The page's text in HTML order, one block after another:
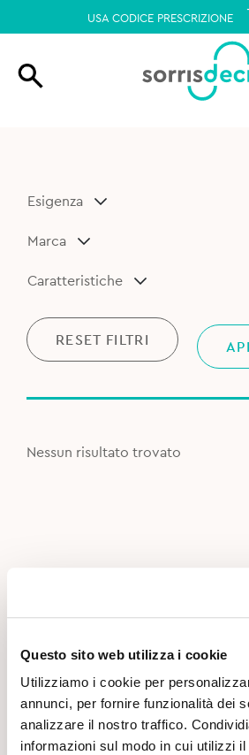
Questo sito web utilizza i cookie
Utilizziamo i cookie per
annunci, per fornire funzionalità dei
analizzare il nostro traffico.
informazioni sul modo in cui utilizzi
USA CODICE PRESCRIZIONE
Esigenza
Marca
Caratteristiche
RESET FILTRI
Nessun risultato trovato